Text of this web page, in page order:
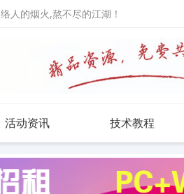
人的烟火,熬不尽的江湖！
活动资讯 技术教程